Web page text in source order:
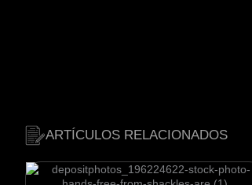
ARTÍCULOS RELACIONADOS